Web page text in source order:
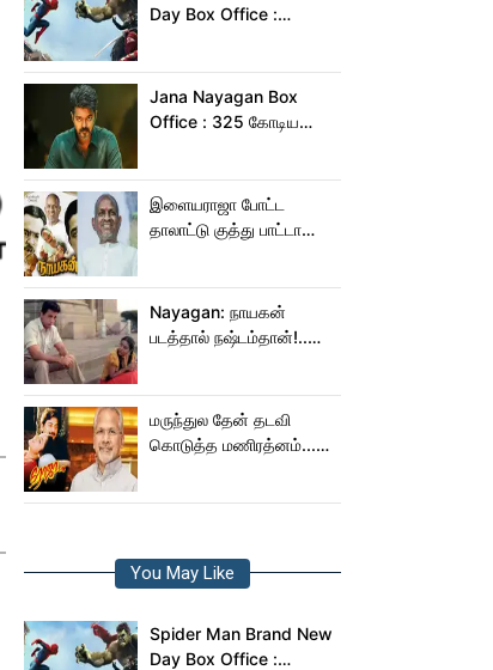
Day Box Office :
ஸ்பைடர் மேன் பிராண்ட் நியூ
டே?
Jana Nayagan Box
Office : 325 கோடிய
இளையராஜா போட்ட
தாலாட்டு குத்து பாட்டா
Nayagan: நாயகன்
படத்தால் நஷ்டம்தான்!..
மகள் பேட்டி..
மருந்துல தேன் தடவி
கொடுத்த மணிரத்னம்...
You May Like
Spider Man Brand New
Day Box Office :